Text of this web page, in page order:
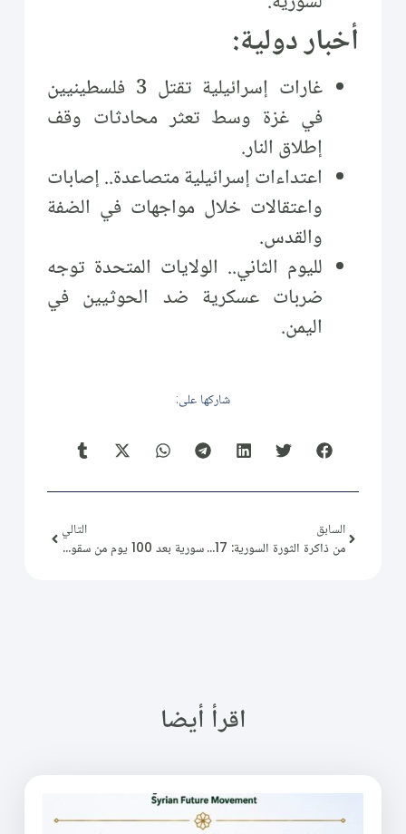
أخبار دولية:
غارات إسرائيلية تقتل 3 فلسطينيين
في غزة وسط تعثر محادثات وقف
إطلاق النار.
اعتداءات إسرائيلية متصاعدة.. إصابات
واعتقالات خلال مواجهات في الضفة
والقدس.
لليوم الثاني.. الولايات المتحدة توجه
ضربات عسكرية ضد الحوثيين في
اليمن.
شاركها على:
السابق
من ذاكرة الثورة السورية: 2012/03/17
التالي
سورية بعد 100 يوم من سقوط بشار الأسد: قراءة للواقع السياسي والاجتماعي
اقرأ أيضا